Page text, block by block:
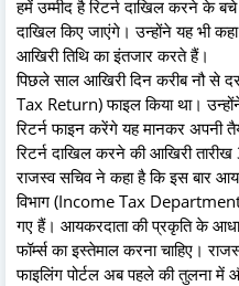
हमें उम्मीद है रिटर्न दाखिल करने के
दाखिल किए जाएंगे। उन्होंने यह भी
आखिरी तिथि का इंतजार करते हैं।
पिछले साल आखिरी दिन करीब नौ से
Tax Return) फाइल किया था।
रिटर्न फाइन करेंगे यह मानकर अपनी
रिटर्न दाखिल करने की आखिरी
राजस्व सचिव ने कहा है कि इस बार
विभाग (Income Tax
गए हैं। आयकरदाता की प्रकृति के
फॉर्म्स का इस्तेमाल करना चाहिए।
फाइलिंग पोर्टल अब पहले की तुलना